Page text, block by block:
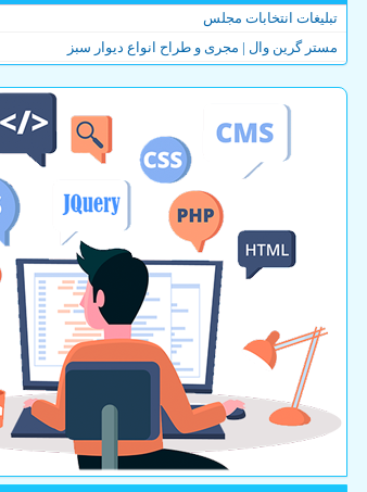
تبلیغات انتخابات مجلس
مستر گرین وال | مجری و طراح انواع دیوار سبز